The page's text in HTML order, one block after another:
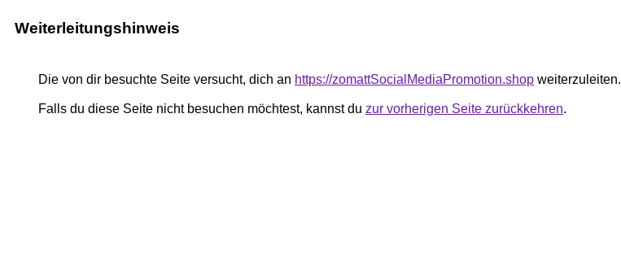
Weiterleitungshinweis
Die von dir besuchte Seite versucht, dich an https://zomattSocialMediaPromotion.shop weiterzuleiten.
Falls du diese Seite nicht besuchen möchtest, kannst du zur vorherigen Seite zurückkehren.